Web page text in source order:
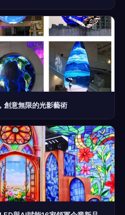
創意無限的光影藝術